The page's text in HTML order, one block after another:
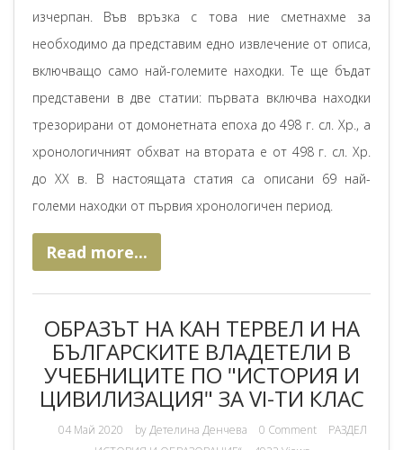
изчерпан. Във връзка с това ние сметнахме за
необходимо да представим едно извлечение от описа,
включващо само най-големите находки. Те ще бъдат
представени в две статии: първата включва находки
трезорирани от домонетната епоха до 498 г. сл. Хр., а
хронологичният обхват на втората е от 498 г. сл. Хр.
до ХХ в. В настоящата статия са описани 69 най-
големи находки от първия хронологичен период.
Read more...
ОБРАЗЪТ НА КАН ТЕРВЕЛ И НА
БЪЛГАРСКИТЕ ВЛАДЕТЕЛИ В
УЧЕБНИЦИТЕ ПО "ИСТОРИЯ И
ЦИВИЛИЗАЦИЯ" ЗА VI-ТИ КЛАС
04 Май 2020 byДетелина Денчева 0 Comment
РАЗДЕЛ